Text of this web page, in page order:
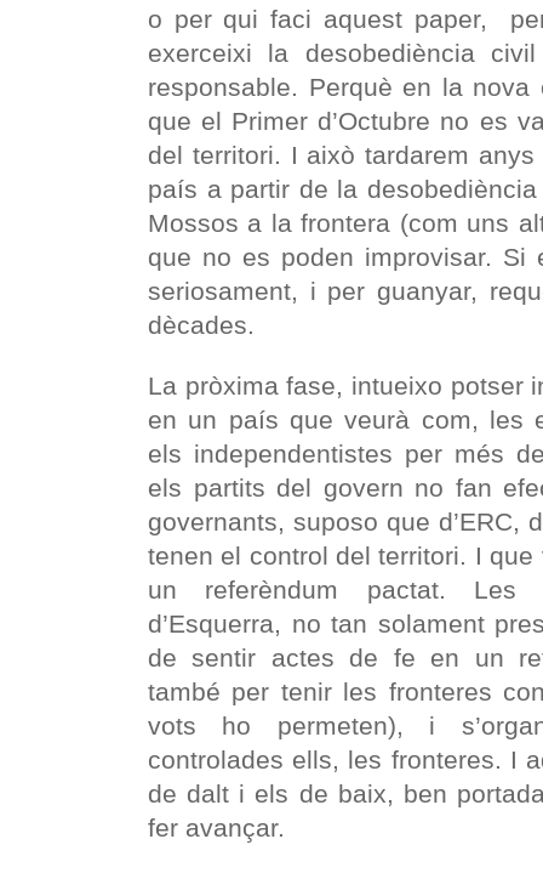
o per qui faci aquest paper,
exerceixi la desobediència
responsable. Perquè en la
que el Primer d’Octubre no es
del territori. I això tardarem
país a partir de la
Mossos a la frontera (com uns
que no es poden improvisar. Si
seriosament, i per guanyar,
dècades.
La pròxima fase, intueixo potser
en un país que veurà com, les
els independentistes per més
els partits del govern no fan
governants, suposo que d’ERC,
tenen el control del territori. I
un referèndum pactat. Les
d’Esquerra, no tan solament
de sentir actes de fe en un
també per tenir les fronteres
vots ho permeten), i
controlades ells, les fronteres. I
de dalt i els de baix, ben
fer avançar.